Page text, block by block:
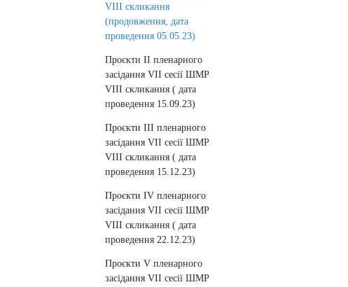
VIII cкликання
(продовження, дата
проведення 05.05.23)
Проєкти II пленарного
засідання VII сесії ШМР
VIII cкликання ( дата
проведення 15.09.23)
Проєкти IIІ пленарного
засідання VII сесії ШМР
VIII cкликання ( дата
проведення 15.12.23)
Проєкти IV пленарного
засідання VII сесії ШМР
VIII cкликання ( дата
проведення 22.12.23)
Проєкти V пленарного
засідання VII сесії ШМР